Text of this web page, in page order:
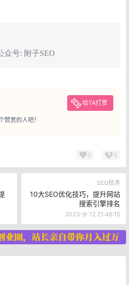
众号: 附子SEO
给TA打赏
赞赏的人吧！
0 0
SEO技术
10大SEO优化技巧，提升网站
搜索引擎排名
2023-8-12 21:46:15